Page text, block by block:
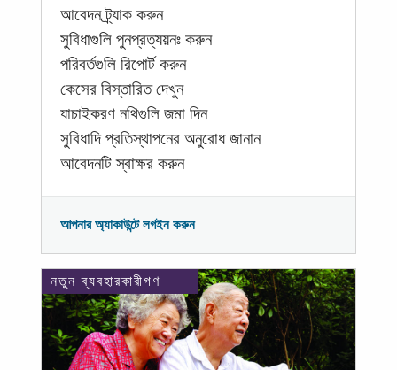
আবেদন ট্র্যাক করুন
সুবিধাগুলি পুনপ্রত্যয়নঃ করুন
পরিবর্তগুলি রিপোর্ট করুন
কেসের বিস্তারিত দেখুন
যাচাইকরণ নথিগুলি জমা দিন
সুবিধাদি প্রতিস্থাপনের অনুরোধ জানান
আবেদনটি স্বাক্ষর করুন
আপনার অ্যাকাউন্টে লগইন করুন
নতুন ব্যবহারকারীগণ